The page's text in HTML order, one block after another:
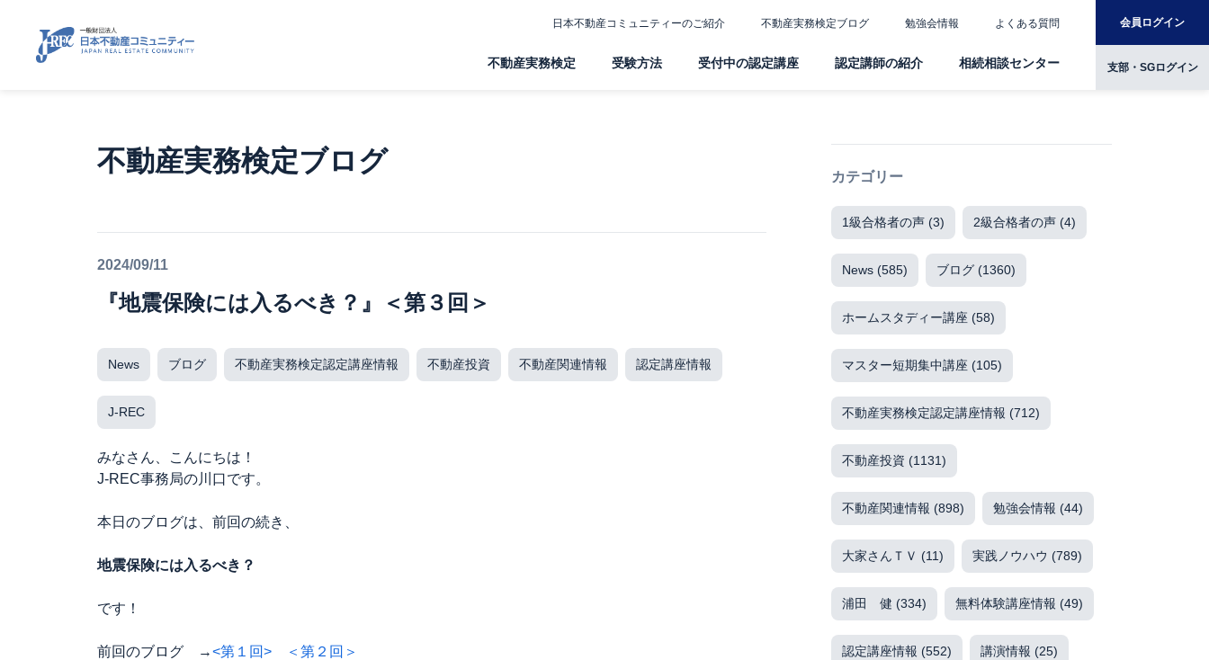
日本不動産コミュニティーのご紹介 不動産実務検定ブログ 勉強会情報 よくある質問 会員ログイン
不動産実務検定 受験方法 受付中の認定講座 認定講師の紹介 相続相談センター 支部・SGログイン
不動産実務検定ブログ
2024/09/11
『地震保険には入るべき？』＜第３回＞
News ブログ 不動産実務検定認定講座情報 不動産投資 不動産関連情報 認定講座情報
J-REC
みなさん、こんにちは！
J-REC事務局の川口です。
本日のブログは、前回の続き、
地震保険には入るべき？
です！
前回のブログ →<第１回> ＜第２回＞
カテゴリー
1級合格者の声 (3) 2級合格者の声 (4)
News (585) ブログ (1360)
ホームスタディー講座 (58)
マスター短期集中講座 (105)
不動産実務検定認定講座情報 (712)
不動産投資 (1131)
不動産関連情報 (898) 勉強会情報 (44)
大家さんＴＶ (11) 実践ノウハウ (789)
浦田 健 (334) 無料体験講座情報 (49)
認定講座情報 (552) 講演情報 (25)